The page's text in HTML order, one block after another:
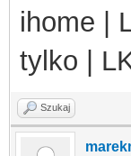
ihome |
tylko |
Szukaj